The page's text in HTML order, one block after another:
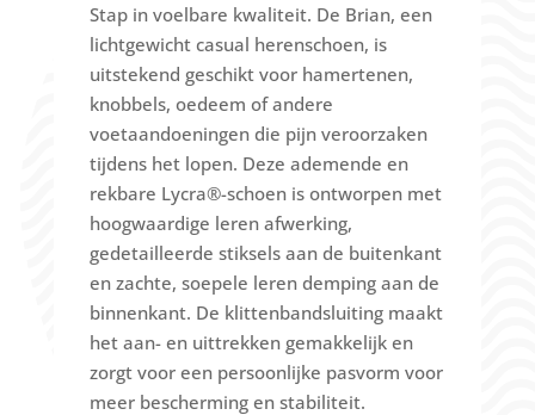
Stap in voelbare kwaliteit. De Brian, een
lichtgewicht casual herenschoen, is
uitstekend geschikt voor hamertenen,
knobbels, oedeem of andere
voetaandoeningen die pijn veroorzaken
tijdens het lopen. Deze ademende en
rekbare Lycra®-schoen is ontworpen met
hoogwaardige leren afwerking,
gedetailleerde stiksels aan de buitenkant
en zachte, soepele leren demping aan de
binnenkant. De klittenbandsluiting maakt
het aan- en uittrekken gemakkelijk en
zorgt voor een persoonlijke pasvorm voor
meer bescherming en stabiliteit.